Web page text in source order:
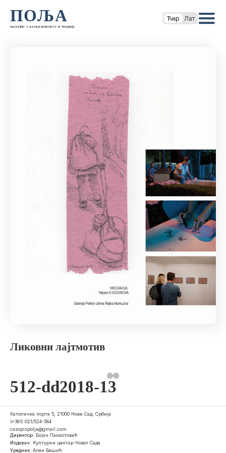
ПОЉА
часопис за књижевност и теорију
Ћир Лат
Ликовни лајтмотив
512-dd2018-13
Католичка порта 5, 21000 Нови Сад, Србија
(+381) 021/524-584
casopispolja@gmail.com
Директор: Бојан Панаотовић
Издавач: Културни центар Новог Сада
Уредник: Ален Бешић